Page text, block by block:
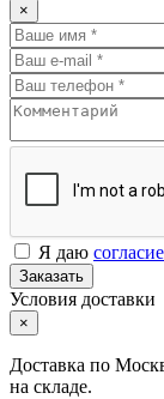
×
Я даю
Заказать
Условия доставки
×
Доставка по
на складе.